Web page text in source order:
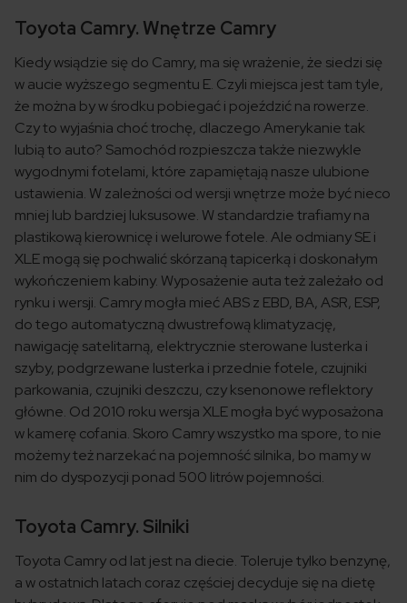
Toyota Camry. Wnętrze Camry
Kiedy wsiądzie się do Camry, ma się wrażenie, że siedzi się
w aucie wyższego segmentu E. Czyli miejsca jest tam tyle,
że można by w środku pobiegać i pojeździć na rowerze.
Czy to wyjaśnia choć trochę, dlaczego Amerykanie tak
lubią to auto? Samochód rozpieszcza także niezwykle
wygodnymi fotelami, które zapamiętają nasze ulubione
ustawienia. W zależności od wersji wnętrze może być nieco
mniej lub bardziej luksusowe. W standardzie trafiamy na
plastikową kierownicę i welurowe fotele. Ale odmiany SE i
XLE mogą się pochwalić skórzaną tapicerką i doskonałym
wykończeniem kabiny. Wyposażenie auta też zależało od
rynku i wersji. Camry mogła mieć ABS z EBD, BA, ASR, ESP,
do tego automatyczną dwustrefową klimatyzację,
nawigację satelitarną, elektrycznie sterowane lusterka i
szyby, podgrzewane lusterka i przednie fotele, czujniki
parkowania, czujniki deszczu, czy ksenonowe reflektory
główne. Od 2010 roku wersja XLE mogła być wyposażona
w kamerę cofania. Skoro Camry wszystko ma spore, to nie
możemy też narzekać na pojemność silnika, bo mamy w
nim do dyspozycji ponad 500 litrów pojemności.
Toyota Camry. Silniki
Toyota Camry od lat jest na diecie. Toleruje tylko benzynę,
a w ostatnich latach coraz częściej decyduje się na dietę